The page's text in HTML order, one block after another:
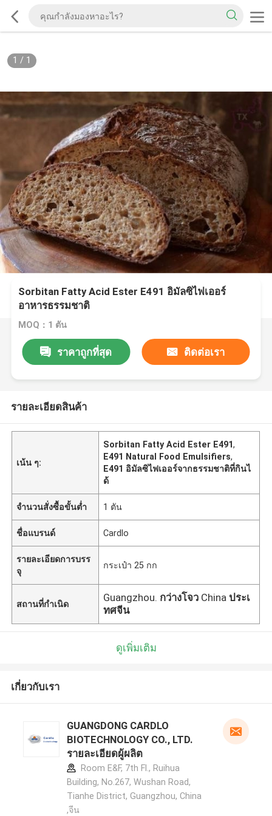
1 / 1
Sorbitan Fatty Acid Ester E491 อิมัลซิไฟเออร์
อาหารธรรมชาติ
MOQ：1 ตัน
ราคาถูกที่สุด ติดต่อเรา
รายละเอียดสินค้า
เน้น ๆ:
Sorbitan Fatty Acid Ester E491,
E491 Natural Food Emulsifiers,
E491 อิมัลซิไฟเออร์จากธรรมชาติที่กินไ
ด้
จำนวนสั่งซื้อขั้นต่ำ 1 ตัน
ชื่อแบรนด์ Cardlo
รายละเอียดการบรร
จุ
กระเป๋า 25 กก
สถานที่กำเนิด
Guangzhou. กว่างโจว China ประเ
ทศจีน
ดูเพิ่มเติม
เกี่ยวกับเรา
GUANGDONG CARDLO
BIOTECHNOLOGY CO., LTD.
รายละเอียดผู้ผลิต
Room E&F, 7th Fl., Ruihua
Building, No.267, Wushan Road,
Tianhe District, Guangzhou, China
,จีน